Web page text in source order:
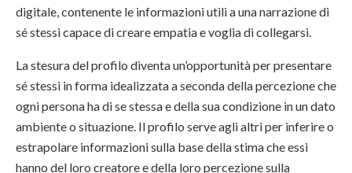
digitale, contenente le informazioni utili a una narrazione di
sé stessi capace di creare empatia e voglia di collegarsi.
La stesura del profilo diventa un’opportunità per presentare
sé stessi in forma idealizzata a seconda della percezione che
ogni persona ha di se stessa e della sua condizione in un dato
ambiente o situazione. Il profilo serve agli altri per inferire o
estrapolare informazioni sulla base della stima che essi
hanno del loro creatore e della loro percezione sulla